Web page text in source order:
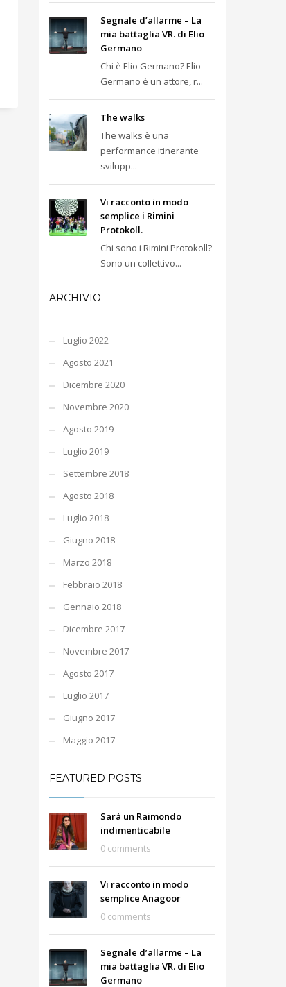
Segnale d’allarme – La
mia battaglia VR. di Elio
Germano
Chi è Elio Germano? Elio
Germano è un attore, r...
The walks
The walks è una
performance itinerante
svilupp...
Vi racconto in modo
semplice i Rimini
Protokoll.
Chi sono i Rimini Protokoll?
Sono un collettivo...
ARCHIVIO
Luglio 2022
Agosto 2021
Dicembre 2020
Novembre 2020
Agosto 2019
Luglio 2019
Settembre 2018
Agosto 2018
Luglio 2018
Giugno 2018
Marzo 2018
Febbraio 2018
Gennaio 2018
Dicembre 2017
Novembre 2017
Agosto 2017
Luglio 2017
Giugno 2017
Maggio 2017
FEATURED POSTS
Sarà un Raimondo
indimenticabile
0 comments
Vi racconto in modo
semplice Anagoor
0 comments
Segnale d’allarme – La
mia battaglia VR. di Elio
Germano